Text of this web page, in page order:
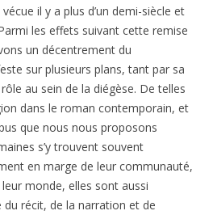
il y a plus d’un demi-siècle et
les effets suivant cette remise
un décentrement du
sur plusieurs plans, tant par sa
au sein de la diégèse. De telles
dans le roman contemporain, et
que nous nous proposons
s’y trouvent souvent
en marge de leur communauté,
monde, elles sont aussi
récit, de la narration et de